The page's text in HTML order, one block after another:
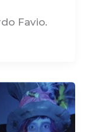
Favio.